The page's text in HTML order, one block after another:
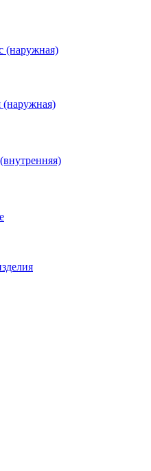
(наружная)
(наружная)